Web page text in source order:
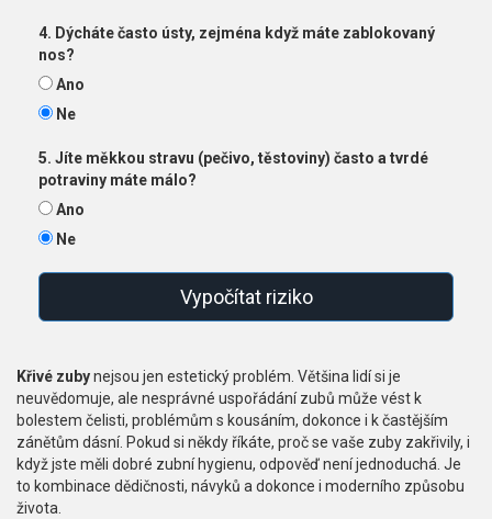
4. Dýcháte často ústy, zejména když máte zablokovaný
nos?
Ano
Ne
5. Jíte měkkou stravu (pečivo, těstoviny) často a tvrdé
potraviny máte málo?
Ano
Ne
Vypočítat riziko
Křivé zubynejsou jen estetický problém. Většina lidí si je
neuvědomuje, ale nesprávné uspořádání zubů může vést k
bolestem čelisti, problémům s kousáním, dokonce i k častějším
zánětům dásní. Pokud si někdy říkáte, proč se vaše zuby zakřivily, i
když jste měli dobré zubní hygienu, odpověď není jednoduchá. Je
to kombinace dědičnosti, návyků a dokonce i moderního způsobu
života.